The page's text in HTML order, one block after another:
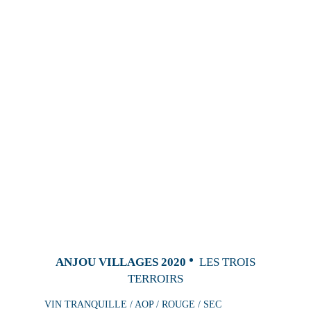
ANJOU VILLAGES 2020
LES TROIS
TERROIRS
VIN TRANQUILLE / AOP / ROUGE / SEC